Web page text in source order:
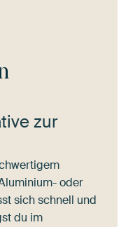
zur
oder
sich schnell und
du im